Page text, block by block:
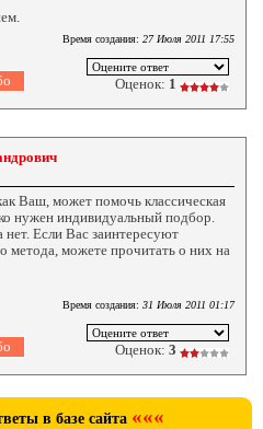
Время создания: 27 Июля 2011 17:55
Оценок: 1
Ваш, может помочь классическая
нужен индивидуальный подбор.
Если Вас заинтересуют
метода, можете прочитать о них на
Время создания: 31 Июля 2011 01:17
Оценок: 3
в базе сайта «««